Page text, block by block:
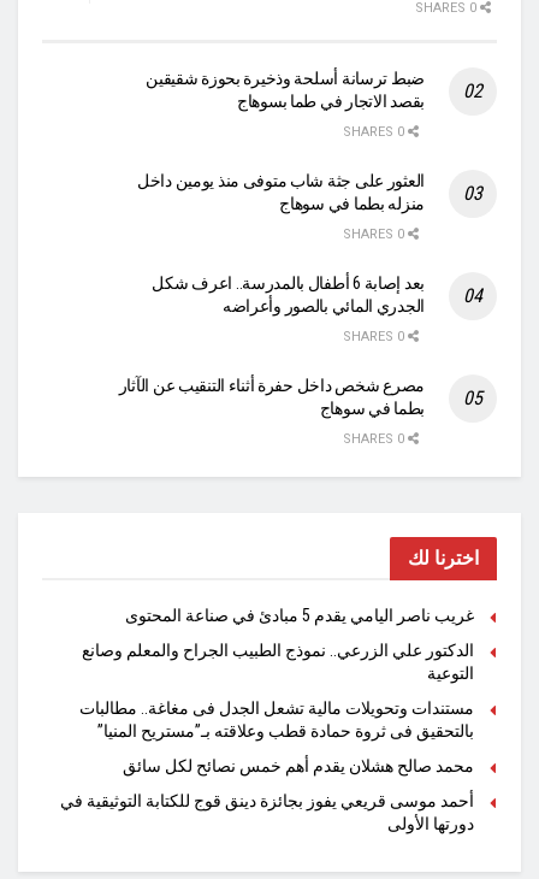
ضبط ترسانة أسلحة وذخيرة بحوزة شقيقين
بقصد الاتجار في طما بسوهاج
العثور على جثة شاب متوفى منذ يومين داخل
منزله بطما في سوهاج
بعد إصابة 6 أطفال بالمدرسة.. اعرف شكل
الجدري المائي بالصور وأعراضه
مصرع شخص داخل حفرة أثناء التنقيب عن الآثار
بطما في سوهاج
اخترنا لك
غريب ناصر اليامي يقدم 5 مبادئ في صناعة المحتوى
الدكتور علي الزرعي.. نموذج الطبيب الجراح والمعلم وصانع
التوعية
مستندات وتحويلات مالية تشعل الجدل فى مغاغة.. مطالبات
بالتحقيق فى ثروة حمادة قطب وعلاقته بـ”مستريح المنيا”
محمد صالح هشلان يقدم أهم خمس نصائح لكل سائق
أحمد موسى قريعي يفوز بجائزة دينق قوج للكتابة التوثيقية في
دورتها الأولى